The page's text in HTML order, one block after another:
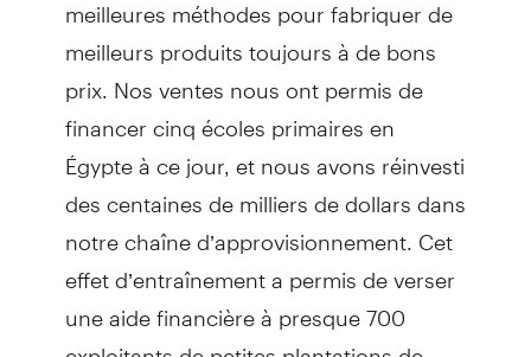
meilleurs produits toujours à de bons
prix. Nos ventes nous ont permis de
financer cinq écoles primaires en
Égypte à ce jour, et nous avons réinvesti
des centaines de milliers de dollars dans
notre chaîne d’approvisionnement. Cet
effet d’entraînement a permis de verser
une aide financière à presque 700
exploitants de petites plantations de